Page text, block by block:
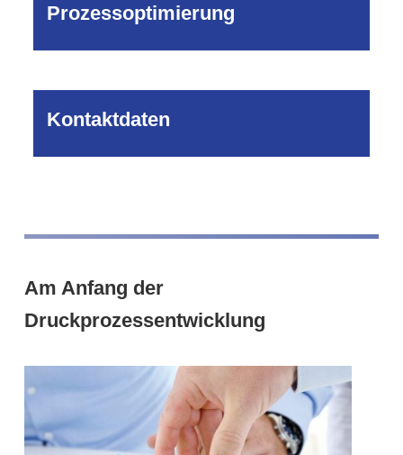
Prozessoptimierung
Kontaktdaten
Am Anfang der
Druckprozessentwicklung